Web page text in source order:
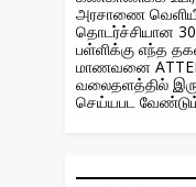
அரசாணை
தொடர்ச்சியான
பள்ளிக்கு எந்த
மாணவனை
வலைதளத்தில்
செய்யபட